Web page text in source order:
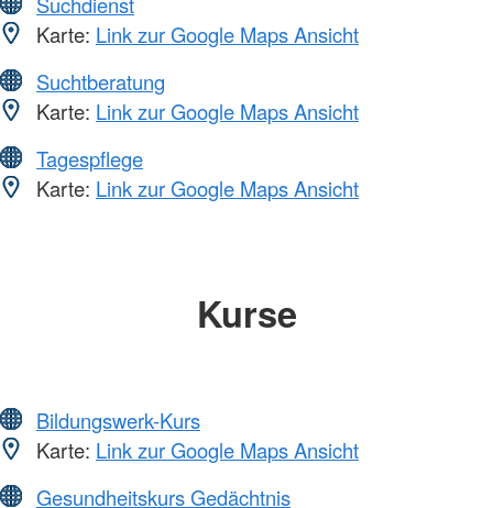
Karte: Link zur Google Maps Ansicht
Suchtberatung
Karte: Link zur Google Maps Ansicht
Tagespflege
Karte: Link zur Google Maps Ansicht
Kurse
Bildungswerk-Kurs
Karte: Link zur Google Maps Ansicht
Gesundheitskurs Gedächtnis